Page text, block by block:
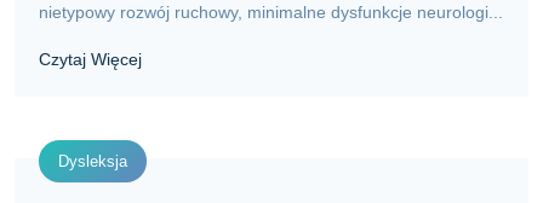
nietypowy rozwój ruchowy, minimalne dysfunkcje neurologi...
Czytaj Więcej
Dysleksja